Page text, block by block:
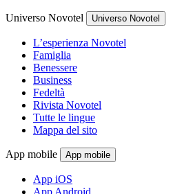
Universo Novotel Universo Novotel
L’esperienza Novotel
Famiglia
Benessere
Business
Fedeltà
Rivista Novotel
Tutte le lingue
Mappa del sito
App mobile App mobile
App iOS
App Android